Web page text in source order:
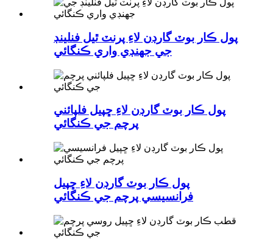
پول ڪار بوٽ گارڊن لاءِ پرنٽ ٿيل فنلينڊ
جي جهنڊي واري ڪنگائي
پول ڪار بوٽ گارڊن لاءِ ڇپيل فلپائني
پرچم جي ڪنگائي
پول ڪار بوٽ گارڊن لاءِ ڇپيل
فرانسيسي پرچم جي ڪنگائي